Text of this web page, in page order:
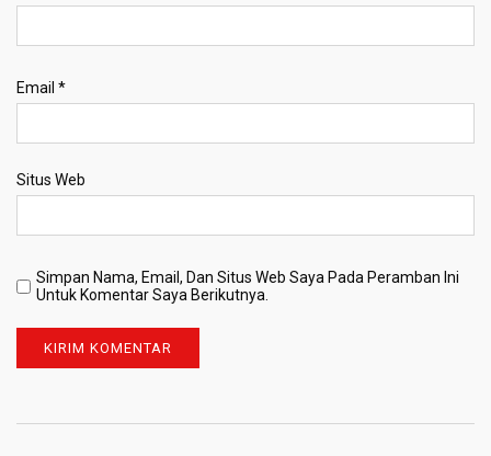
Email *
Situs Web
Simpan Nama, Email, Dan Situs Web Saya Pada Peramban Ini
Untuk Komentar Saya Berikutnya.